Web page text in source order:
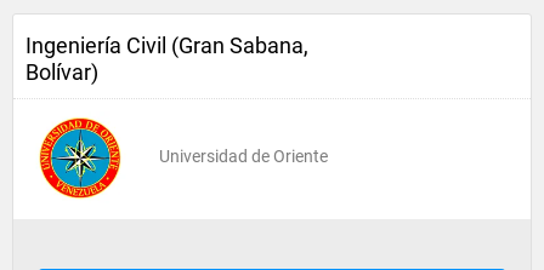
Ingeniería Civil (Gran Sabana,
Bolívar)
Universidad de Oriente